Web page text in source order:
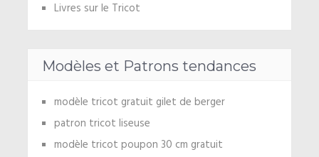
Livres sur le Tricot
Modèles et Patrons tendances
modèle tricot gratuit gilet de berger
patron tricot liseuse
modèle tricot poupon 30 cm gratuit